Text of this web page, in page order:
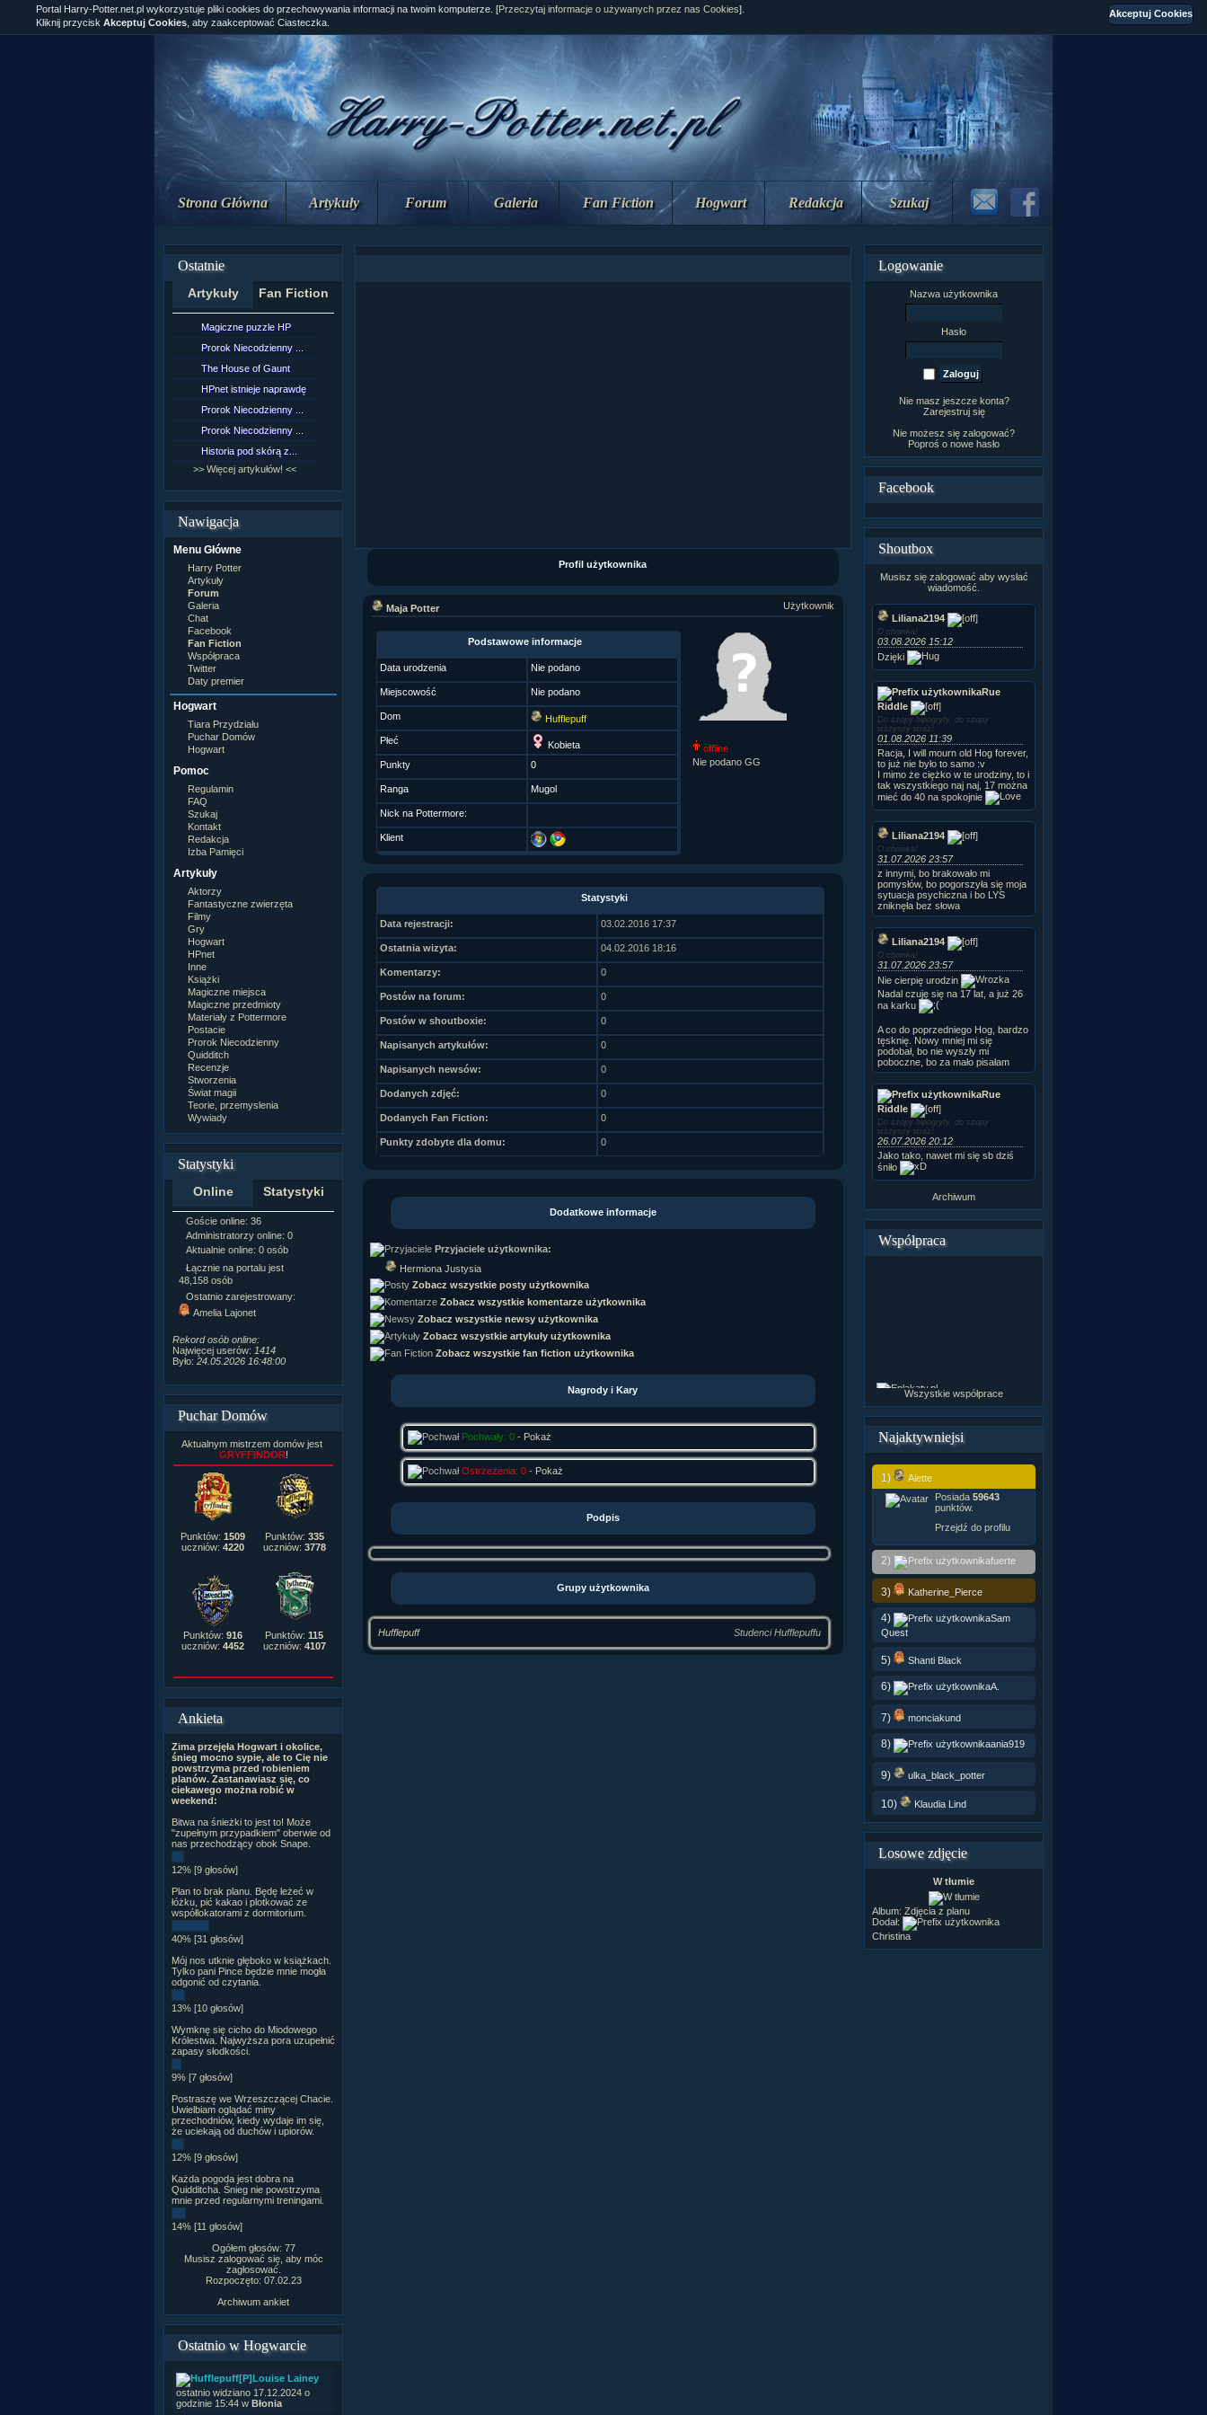
Strona Główna Artykuły Forum Galeria Fan Fiction Hogwart Redakcja Szukaj
Ostatnie
Artykuły Fan Fiction
Magiczne puzzle HP
Prorok Niecodzienny ...
The House of Gaunt
HPnet istnieje naprawdę
Prorok Niecodzienny ...
Prorok Niecodzienny ...
Historia pod skórą z...
>> Więcej artykułów! <<
Nawigacja
Menu Główne
Harry Potter
Artykuły
Forum
Galeria
Chat
Facebook
Fan Fiction
Współpraca
Twitter
Daty premier
Hogwart
Tiara Przydziału
Puchar Domów
Hogwart
Pomoc
Regulamin
FAQ
Szukaj
Kontakt
Redakcja
Izba Pamięci
Artykuły
Aktorzy
Fantastyczne zwierzęta
Filmy
Gry
Hogwart
HPnet
Inne
Książki
Magiczne miejsca
Magiczne przedmioty
Materiały z Pottermore
Postacie
Prorok Niecodzienny
Quidditch
Recenzje
Stworzenia
Świat magii
Teorie, przemyslenia
Wywiady
Statystyki
Online Statystyki
Goście online: 36
Administratorzy online: 0
Aktualnie online: 0 osób
Łącznie na portalu jest
48,158 osób
Ostatnio zarejestrowany:
Amelia Lajonet
Rekord osób online:
Najwięcej userów: 1414
Było: 24.05.2026 16:48:00
Napisanych artykułów:
Zdjęć w galerii:21,490
Tematów na forum:
3,921
Postów na forum:
Komentarzy do materiałów:
222,019
Rozdanych pochwał:3,327
Wlepionych ostrzeżeń:4,170
Puchar Domów
Aktualnym mistrzem domów jest
GRYFFINDOR!
Punktów: 1509
uczniów: 4220
Punktów: 335
uczniów: 3778
Punktów: 916
uczniów: 4452
Punktów: 115
uczniów: 4107
Ankieta
Zima przejęła Hogwart i okolice,
śnieg mocno sypie, ale to Cię nie
powstrzyma przed robieniem
planów. Zastanawiasz się, co
ciekawego można robić w
weekend:
Bitwa na śnieżki to jest to! Może
"zupełnym przypadkiem" oberwie od
nas przechodzący obok Snape.
12% [9 głosów]
Plan to brak planu. Będę leżeć w
łóżku, pić kakao i plotkować ze
współlokatorami z dormitorium.
40% [31 głosów]
Mój nos utknie głęboko w książkach.
Tylko pani Pince będzie mnie mogła
odgonić od czytania.
13% [10 głosów]
Wymknę się cicho do Miodowego
Królestwa. Najwyższa pora uzupełnić
zapasy słodkości.
9% [7 głosów]
Postraszę we Wrzeszczącej Chacie.
Uwielbiam oglądać miny
przechodniów, kiedy wydaje im się,
że uciekają od duchów i upiorów.
12% [9 głosów]
Każda pogoda jest dobra na
Quidditcha. Śnieg nie powstrzyma
mnie przed regularnymi treningami.
14% [11 głosów]
Ogółem głosów: 77
Musisz zalogować się, aby móc
zagłosować.
Rozpoczęto: 07.02.23
Archiwum ankiet
Ostatnio w Hogwarcie
[P]Louise Lainey
ostatnio widziano 17.12.2024 o
godzinie 15:44 w Błonia
Portal Harry-Potter.net.pl wykorzystuje pliki cookies do przechowywania informacji na twoim komputerze. [Przeczytaj informacje o używanych przez nas Cookies].
Kliknij przycisk Akceptuj Cookies , aby zaakceptować Ciasteczka.
Profil użytkownika
Maja Potter Użytkownik
Podstawowe informacje
Data urodzenia Nie podano
Miejscowość Nie podano
Dom
Hufflepuff
Płeć
Kobieta
Punkty
0
Ranga Mugol
Nick na Pottermore:
Klient
offline
Nie podano GG
Statystyki
Data rejestracji: 03.02.2016 17:37
Ostatnia wizyta: 04.02.2016 18:16
Komentarzy: 0
Postów na forum: 0
Postów w shoutboxie: 0
Napisanych artykułów: 0
Napisanych newsów: 0
Dodanych zdjęć: 0
Dodanych Fan Fiction: 0
Punkty zdobyte dla domu: 0
Dodatkowe informacje
Przyjaciele użytkownika:
Hermiona Justysia
Zobacz wszystkie posty użytkownika
Zobacz wszystkie komentarze użytkownika
Zobacz wszystkie newsy użytkownika
Zobacz wszystkie artykuły użytkownika
Zobacz wszystkie fan fiction użytkownika
Nagrody i Kary
Pochwały: 0- Pokaż
Ostrzeżenia: 0- Pokaż
Podpis
Grupy użytkownika
Hufflepuff Studenci Hufflepuffu
Logowanie
Nazwa użytkownika
Hasło
Nie masz jeszcze konta?
Zarejestruj się
Nie możesz się zalogować?
Poproś o nowe hasło
Facebook
Shoutbox
Musisz się zalogować aby wysłać
wiadomość.
Liliana2194
O choinka!
03.08.2026 15:12
Dzięki
Rue
Riddle
Do szopy hipogryfy, do szopy
wszyscy wraz!
01.08.2026 11:39
Racja, I will mourn old Hog forever,
to już nie było to samo :v
I mimo że ciężko w te urodziny, to i
tak wszystkiego naj naj, 17 można
mieć do 40 na spokojnie
Liliana2194
O choinka!
31.07.2026 23:57
z innymi, bo brakowało mi
pomysłów, bo pogorszyła się moja
sytuacja psychiczna i bo LYS
zniknęła bez słowa
Liliana2194
O choinka!
31.07.2026 23:57
Nie cierpię urodzin
Nadal czuję się na 17 lat, a już 26
na karku
A co do poprzedniego Hog, bardzo
tęsknię. Nowy mniej mi się
podobał, bo nie wyszły mi
poboczne, bo za mało pisałam
Rue
Riddle
Do szopy hipogryfy, do szopy
wszyscy wraz!
26.07.2026 20:12
Jako tako, nawet mi się sb dziś
śniło
Archiwum
Współpraca
Wszystkie współprace
Najaktywniejsi
1)
Alette
Posiada 59643
punktów.
Przejdź do profilu
2) fuerte
3) Katherine_Pierce
4)
Sam
Quest
5) Shanti Black
6) A.
7) monciakund
8) ania919
9) ulka_black_potter
10) Klaudia Lind
Losowe zdjęcie
W tłumie
Album: Zdjęcia z planu
Dodał:
Christina